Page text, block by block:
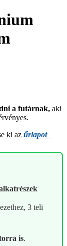
a futárnak, aki
ki az űrlapot
3 teli
is.